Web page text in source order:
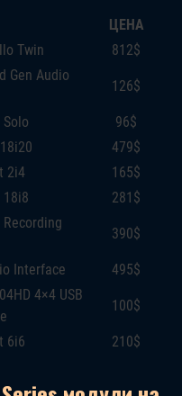
ЦЕНА
Twin 812$
Gen Audio
126$
96$
479$
2i4
165$
18i8 281$
390$
Interface 495$
4×4 USB
100$
6i6 210$